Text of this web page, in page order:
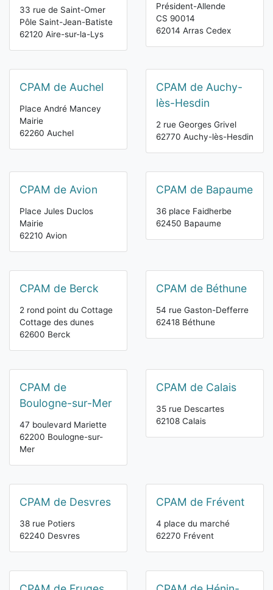
33 rue de Saint-Omer
Pôle Saint-Jean-Batiste
62120 Aire-sur-la-Lys
Président-Allende
CS 90014
62014 Arras Cedex
CPAM de Auchel
Place André Mancey
Mairie
62260 Auchel
CPAM de Auchy-
lès-Hesdin
2 rue Georges Grivel
62770 Auchy-lès-Hesdin
CPAM de Avion
Place Jules Duclos
Mairie
62210 Avion
CPAM de Bapaume
36 place Faidherbe
62450 Bapaume
CPAM de Berck
2 rond point du Cottage
Cottage des dunes
62600 Berck
CPAM de Béthune
54 rue Gaston-Defferre
62418 Béthune
CPAM de
Boulogne-sur-Mer
47 boulevard Mariette
62200 Boulogne-sur-
Mer
CPAM de Calais
35 rue Descartes
62108 Calais
CPAM de Desvres
38 rue Potiers
62240 Desvres
CPAM de Frévent
4 place du marché
62270 Frévent